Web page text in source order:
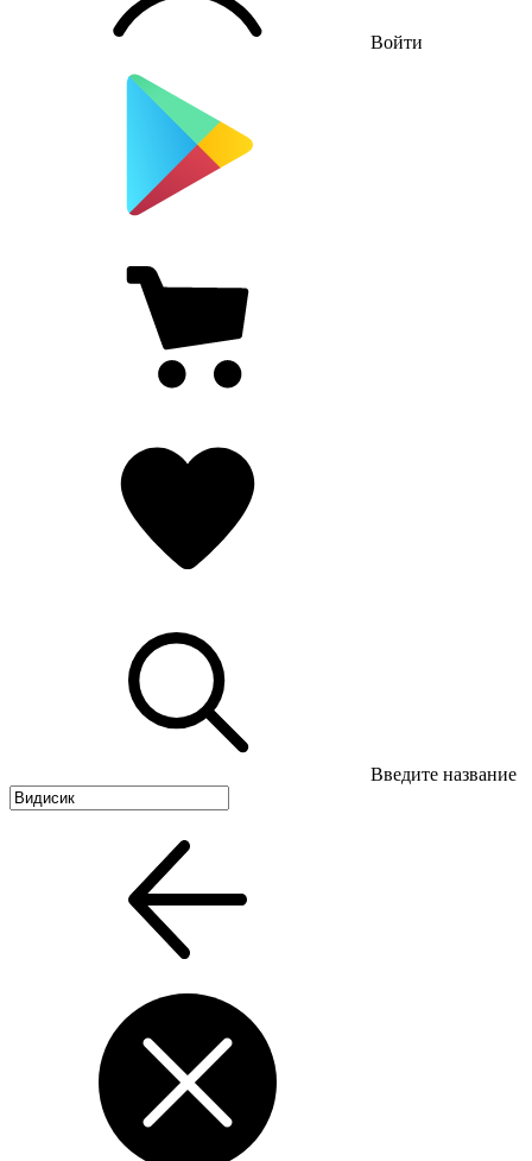
Войти
Введите название